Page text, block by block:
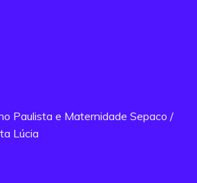
Paulista e Maternidade Sepaco /
Lúcia